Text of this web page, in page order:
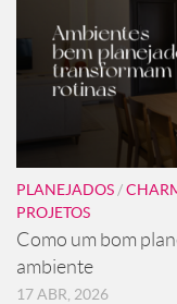
PLANEJADOS /
PROJETOS
Como um bom
ambiente
17 ABR, 2026